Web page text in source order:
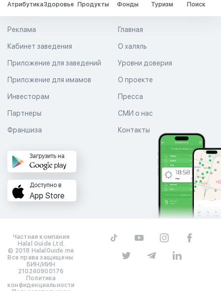
АтрибутикаЗдоровье Продукты Фонды Туризм Поиск
Главная
О халяль
Уровни доверия
Реклама
Кабинет заведения
Приложение для заведений
Приложение для имамов О проекте
Пресса
СМИ о нас
Контакты
Инвесторам
Партнеры
Франшиза
Загрузить на
Доступно в
App Store
Частная компания
Halal Guide Ltd.
© 2018 HalalGuide.me
Все права защищены.
БИН/ИИН
210240900176
Политика
конфиденциальности